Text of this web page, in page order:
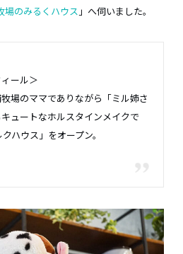
場のみるくハウス 」へ伺いました。
ール＞
場のママでありながら「ミル姉さ
ュートなホルスタインメイクで
ハウス」をオープン。